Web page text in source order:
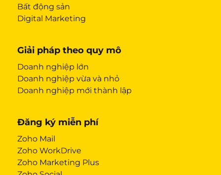
Bất động sản
Digital Marketing
Giải pháp theo quy mô
Doanh nghiệp lớn
Doanh nghiệp vừa và nhỏ
Doanh nghiệp mới thành lập
Đăng ký miễn phí
Zoho Mail
Zoho WorkDrive
Zoho Marketing Plus